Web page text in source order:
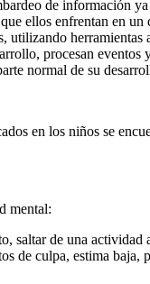
de información
ellos enfrentan en
procesan
normal de su
en los niños se
mental:
saltar de una
de culpa, estima baja,